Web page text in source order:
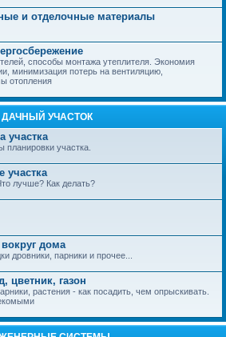
и отделочные материалы
способы монтажа утеплителя. Экономия
минимизация потерь на вентиляцию,
отопления
ДАЧНЫЙ УЧАСТОК
участка
участка.
участка
лучше? Как делать?
дома
дровники, парники и прочее...
цветник, газон
растения - как посадить, чем опрыскивать.